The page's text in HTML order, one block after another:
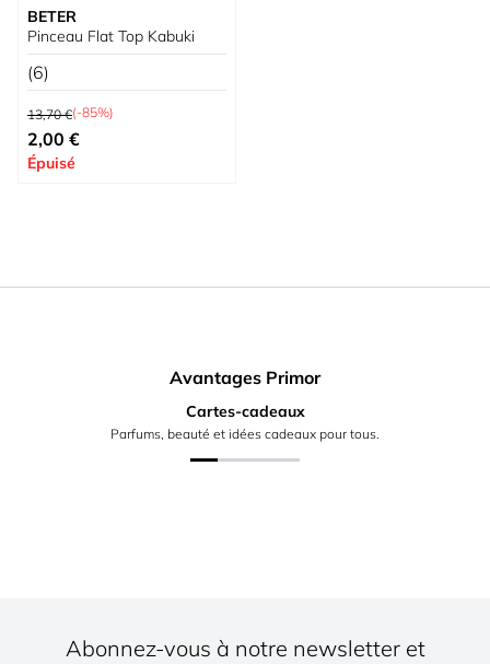
BETER
Pinceau Flat Top Kabuki
(6)
Prix normal
13,70 €(-85%)
Prix spécial
2,00 €
Épuisé
Avantages Primor
Cartes-cadeaux
Parfums, beauté et idées cadeaux pour tous.
Abonnez-vous à notre newsletter et